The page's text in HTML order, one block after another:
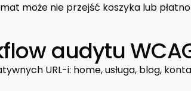
może nie przejść koszyka lub
audytu
URL-i: home, usługa, blog,